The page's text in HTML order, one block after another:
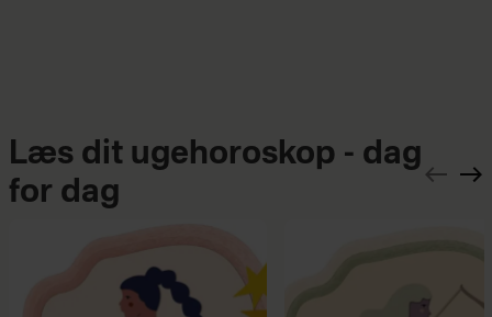
Læs dit ugehoroskop - dag
for dag